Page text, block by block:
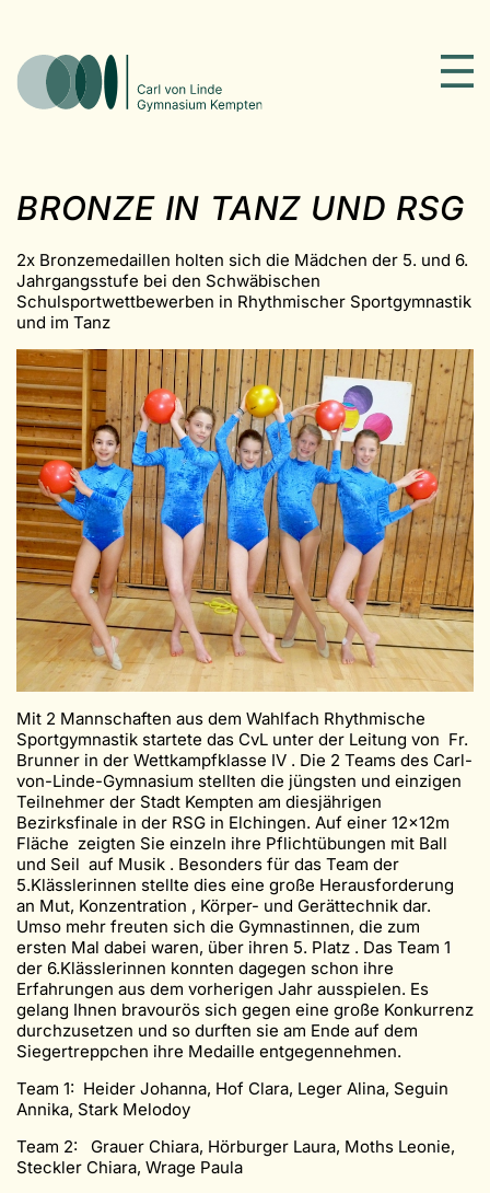
BRONZE IN TANZ UND RSG
2x Bronzemedaillen holten sich die Mädchen der 5. und 6.
Jahrgangsstufe bei den Schwäbischen
Schulsportwettbewerben in Rhythmischer Sportgymnastik
und im Tanz
Mit 2 Mannschaften aus dem Wahlfach Rhythmische
Sportgymnastik startete das CvL unter der Leitung von Fr.
Brunner in der Wettkampfklasse IV . Die 2 Teams des Carl-
von-Linde-Gymnasium stellten die jüngsten und einzigen
Teilnehmer der Stadt Kempten am diesjährigen
Bezirksfinale in der RSG in Elchingen. Auf einer 12x12m
Fläche zeigten Sie einzeln ihre Pflichtübungen mit Ball
und Seil auf Musik . Besonders für das Team der
5.Klässlerinnen stellte dies eine große Herausforderung
an Mut, Konzentration , Körper- und Gerättechnik dar.
Umso mehr freuten sich die Gymnastinnen, die zum
ersten Mal dabei waren, über ihren 5. Platz . Das Team 1
der 6.Klässlerinnen konnten dagegen schon ihre
Erfahrungen aus dem vorherigen Jahr ausspielen. Es
gelang Ihnen bravourös sich gegen eine große Konkurrenz
durchzusetzen und so durften sie am Ende auf dem
Siegertreppchen ihre Medaille entgegennehmen.
Team 1: Heider Johanna, Hof Clara, Leger Alina, Seguin
Annika, Stark Melodoy
Team 2: Grauer Chiara, Hörburger Laura, Moths Leonie,
Steckler Chiara, Wrage Paula